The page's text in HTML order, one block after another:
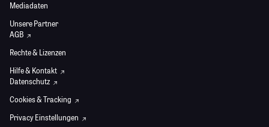
Mediadaten
Unsere Partner
AGB
Rechte & Lizenzen
Hilfe & Kontakt
Datenschutz
Cookies & Tracking
Privacy Einstellungen